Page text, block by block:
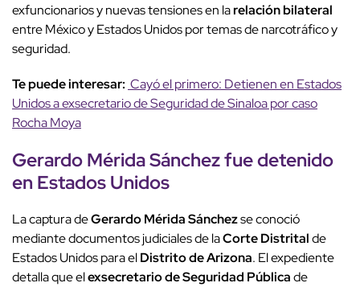
exfuncionarios y nuevas tensiones en larelación bilateral
entre México y Estados Unidos por temas de narcotráfico y
seguridad.
Te puede interesar: Cayó el primero: Detienen en Estados
Unidos a exsecretario de Seguridad de Sinaloa por caso
Rocha Moya
Gerardo Mérida Sánchezfue detenido
en Estados Unidos
La captura deGerardo Mérida Sánchezse conoció
mediante documentos judiciales de laCorte Distritalde
Estados Unidos para elDistrito de Arizona. El expediente
detalla que elexsecretario de Seguridad Públicade